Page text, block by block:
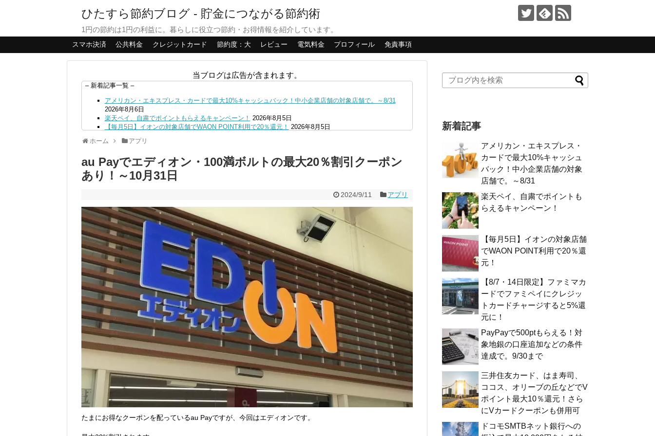
ひたすら節約ブログ - 貯金につながる節約術
1円の節約は1円の利益に。暮らしに役立つ節約・お得情報を紹介しています。
スマホ決済 公共料金 クレジットカード 節約度：大 レビュー 電気料金 プロフィール 免責事項
当ブログは広告が含まれます。
– 新着記事一覧 –
アメリカン・エキスプレス・カードで最大10%キャッシュバック！中小企業店舗の対象店舗で。～8/31
2026年8月6日
楽天ペイ、自粛でポイントもらえるキャンペーン！ 2026年8月5日
【毎月5日】イオンの対象店舗でWAON POINT利用で20％還元！ 2026年8月5日
4日
三井住友カード、はま寿司、ココス、オリーブの丘などでVポイント最大10％還元！さらにVカードクーポ
ンも併用可
2026年8月4日
ドコモSMTBネット銀行への振込で最大10,000円あたる抽選キャンペーン！8/31まで
デジタルギフト改悪でいろいろ手数料徴収へ！8/3～ 2026年8月1日
PayPayポイント→Vポイント交換でストア限定の制限を消す方法
2026年8月1日
Vポイントpay利用で最大10%還元！8/31まで
V NEOBANK改悪！還元率1.25%に、チャージ系対象外へ！11月から 2026年8月1日
ドットマネーが再開！8/12から。でも未完了のポイント有効期限が8月末まで？
【2026年夏】dポイント交換キャンペーンが見逃せない！最大15%増量のチャンス。8/1~31あたりまで
2026年7月31日
au PAY 残高チャージで最大10000円もらえる！じぶん銀行からチャージで抽選。8/31まで
ホーム アプリ
au Payでエディオン・100満ボルトの最大20％割引クーポン
あり！～10月31日
2024/9/11 アプリ
たまにお得なクーポンを配っているau Payですが、今回はエディオンです。
新着記事
アメリカン・エキスプレス・
カードで最大10%キャッシュ
バック！中小企業店舗の対象
店舗で。～8/31
楽天ペイ、自粛でポイントも
らえるキャンペーン！
【毎月5日】イオンの対象店舗
でWAON POINT利用で20％還
元！
【8/7・14日限定】ファミマカ
ードでファミペイにクレジッ
トカードチャージすると5%還
元に！
PayPayで500ptもらえる！対
象地銀の口座追加などの条件
達成で。9/30まで
三井住友カード、はま寿司、
ココス、オリーブの丘などでV
ポイント最大10％還元！さら
にVカードクーポンも併用可
ドコモSMTBネット銀行への